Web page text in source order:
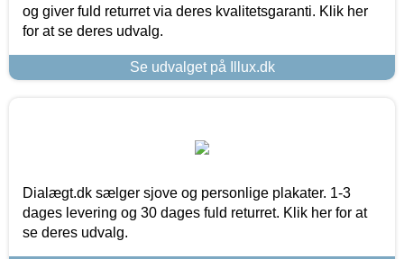
og giver fuld returret via deres kvalitetsgaranti. Klik her
for at se deres udvalg.
Se udvalget på Illux.dk
Dialægt.dk sælger sjove og personlige plakater. 1-3
dages levering og 30 dages fuld returret. Klik her for at
se deres udvalg.